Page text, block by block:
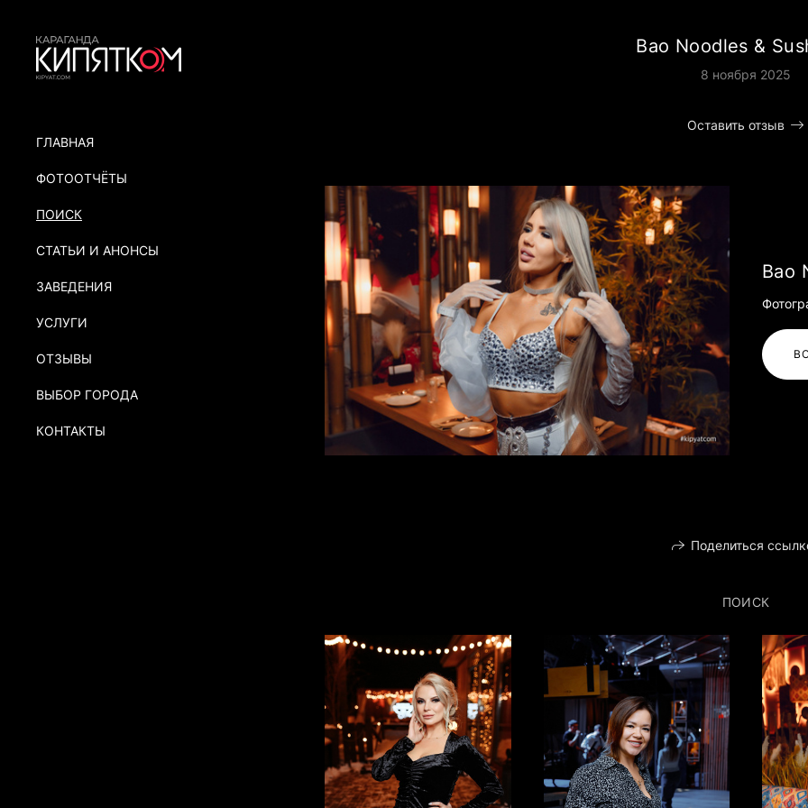
ГЛАВНАЯ
ФОТООТЧЁТЫ
ПОИСК
СТАТЬИ И АНОНСЫ
ЗАВЕДЕНИЯ
УСЛУГИ
ОТЗЫВЫ
ВЫБОР ГОРОДА
КОНТАКТЫ
Bao Noodles &
8 ноября 2025
Оставить отзыв
Bao
Поделиться
ПОИСК